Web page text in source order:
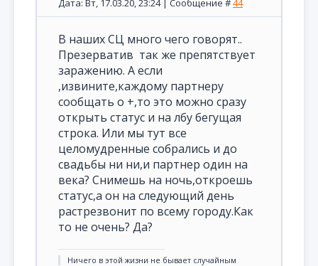
Дата: Вт, 17.03.20, 23:24 | Сообщение #44
В наших СЦ много чего говорят..
Презерватив так же препятствует
заражению. А если
,извините,каждому партнеру
сообщать о +,то это можно сразу
открыть статус и на лбу бегущая
строка. Или мы тут все
целомудренные собрались и до
свадьбы ни ни,и партнер один на
века? Снимешь на ночь,откроешь
статус,а он на следующий день
растрезвонит по всему городу.Как
то не очень? Да?
Ничего в этой жизни не бывает случайным